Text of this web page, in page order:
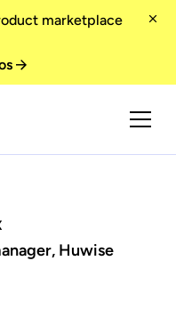
marketplace
Huwise